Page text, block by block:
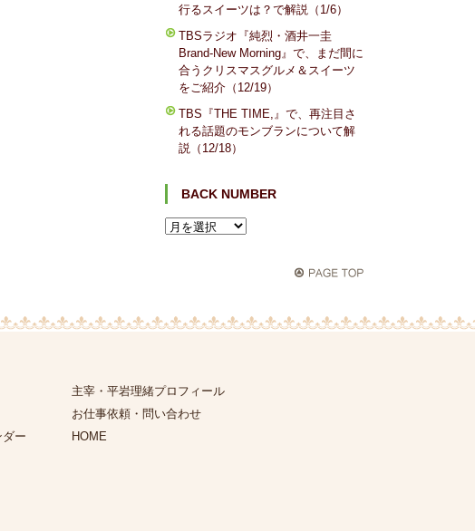
行るスイーツは？で解説（1/6）
TBSラジオ『純烈・酒井一圭
Brand-New Morning』で、まだ間に
合うクリスマスグルメ＆スイーツ
をご紹介（12/19）
TBS『THE TIME,』で、再注目さ
れる話題のモンブランについて解
説（12/18）
BACK NUMBER
ー
主宰・平岩理緒プロフィール
お仕事依頼・問い合わせ
HOME